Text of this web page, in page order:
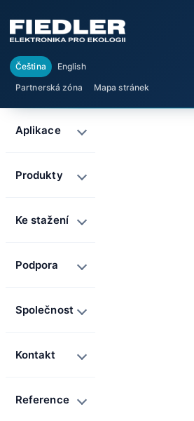
Čeština
English
Partnerská zóna
Mapa stránek
Aplikace
Produkty
Ke stažení
Podpora
Společnost
Kontakt
Reference